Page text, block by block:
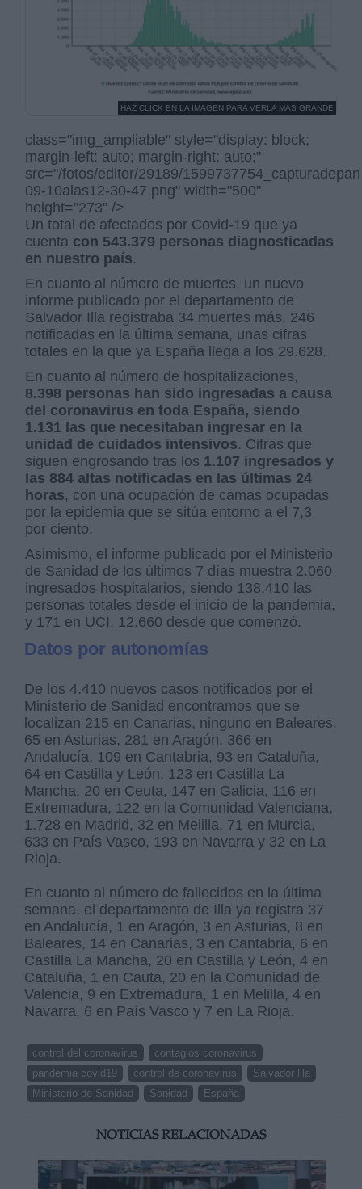
HAZ CLICK EN LA IMAGEN PARA VERLA MÁS GRANDE
class="img_ampliable" style="display: block;
margin-left: auto; margin-right: auto;"
src="/fotos/editor/29189/
09-10alas12-30-47.png" width="500"
height="273" />
Un total de afectados por Covid-19 que ya
cuenta con 543.379 personas diagnosticadas
en nuestro país.
En cuanto al número de muertes, un nuevo
informe publicado por el departamento de
Salvador Illa registraba 34 muertes más, 246
notificadas en la última semana, unas cifras
totales en la que ya España llega a los 29.628.
En cuanto al número de hospitalizaciones,
8.398 personas han sido ingresadas a causa
del coronavirus en toda España, siendo
1.131 las que necesitaban ingresar en la
unidad de cuidados intensivos. Cifras que
siguen engrosando tras los 1.107 ingresados y
las 884 altas notificadas en las últimas 24
horas, con una ocupación de camas ocupadas
por la epidemia que se sitúa entorno a el 7,3
por ciento.
Asimismo, el informe publicado por el Ministerio
de Sanidad de los últimos 7 días muestra 2.060
ingresados hospitalarios, siendo 138.410 las
personas totales desde el inicio de la pandemia,
y 171 en UCI, 12.660 desde que comenzó.
Datos por autonomías
De los 4.410 nuevos casos notificados por el
Ministerio de Sanidad encontramos que se
localizan 215 en Canarias, ninguno en Baleares,
65 en Asturias, 281 en Aragón, 366 en
Andalucía, 109 en Cantabria, 93 en Cataluña,
64 en Castilla y León, 123 en Castilla La
Mancha, 20 en Ceuta, 147 en Galicia, 116 en
Extremadura, 122 en la Comunidad Valenciana,
1.728 en Madrid, 32 en Melilla, 71 en Murcia,
633 en País Vasco, 193 en Navarra y 32 en La
Rioja.
En cuanto al número de fallecidos en la última
semana, el departamento de Illa ya registra 37
en Andalucía, 1 en Aragón, 3 en Asturias, 8 en
Baleares, 14 en Canarias, 3 en Cantabria, 6 en
Castilla La Mancha, 20 en Castilla y León, 4 en
Cataluña, 1 en Cauta, 20 en la Comunidad de
Valencia, 9 en Extremadura, 1 en Melilla, 4 en
Navarra, 6 en País Vasco y 7 en La Rioja.
control del coronavirus
contagios coronavirus
pandemia covid19
control de coronavirus
Salvador llla
Ministerio de Sanidad
Sanidad España
NOTICIAS RELACIONADAS